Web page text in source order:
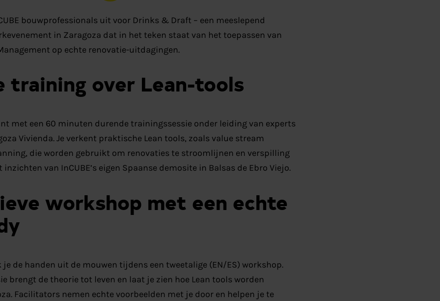
bouwprofessionals uit voor Drinks & Draft – een meeslepend
in Zaragoza dat in het teken staat van het toepassen van
op echte renovatie-uitdagingen.
training over Lean-tools
met een 60 minuten durende trainingssessie onder leiding van experts
Vivienda. Je verkent praktische Lean tools, zoals value stream
die worden gebruikt om renovaties te stroomlijnen en verspilling
van InCUBE’s eigen Spaanse demosite in Balsas de Ebro Viejo.
workshop met een echte
je de handen uit de mouwen tijdens een tweetalige (EN/ES) workshop.
brengt de theorie tot leven en laat je zien hoe Lean tools worden
Facilitators nemen echte voorbeelden met je door en helpen je te